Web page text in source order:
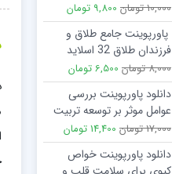
تشخیص و ارزیابی و درمان
10,000 تومان 9,800 تومان
پاورپوینت جامع طلاق و
فرزندان طلاق 32 اسلاید
8,000 تومان 6,500 تومان
دانلود پاورپوینت بررسی
عوامل موثر بر توسعه تربیت
بدنی و ورزش بانوان ایران
17,000 تومان 14,400 تومان
دانلود پاورپوینت خواص